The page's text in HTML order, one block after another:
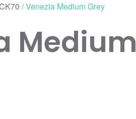
/ Venezia Medium Grey
Medium